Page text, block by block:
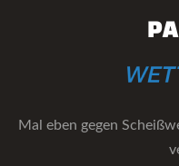
Mal eben gegen